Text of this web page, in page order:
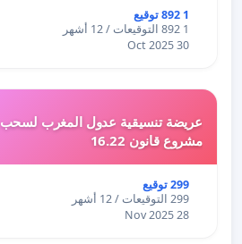
1 892 توقيع
1 892 التوقيعات / 12 أشهر
30 Oct 2025
عريضة تنسيقية عدول المغرب لسحب
مشروع قانون 16.22
299 توقيع
299 التوقيعات / 12 أشهر
28 Nov 2025